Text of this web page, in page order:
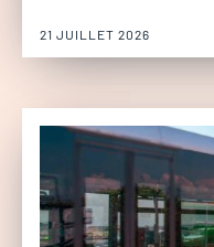
21 JUILLET 2026